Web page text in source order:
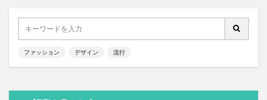
ファッション デザイン 流行